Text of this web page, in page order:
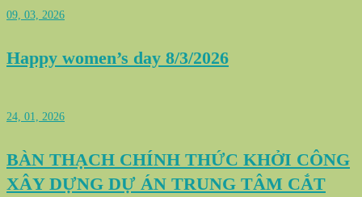
09, 03, 2026
Happy women’s day 8/3/2026
24, 01, 2026
BÀN THẠCH CHÍNH THỨC KHỞI CÔNG
XÂY DỰNG DỰ ÁN TRUNG TÂM CẮT